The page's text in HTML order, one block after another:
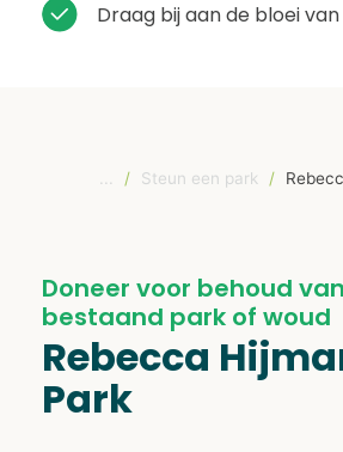
Draag bij aan de bloei
/ Steun een park /
Doneer voor behoud
bestaand park of woud
Rebecca
Park